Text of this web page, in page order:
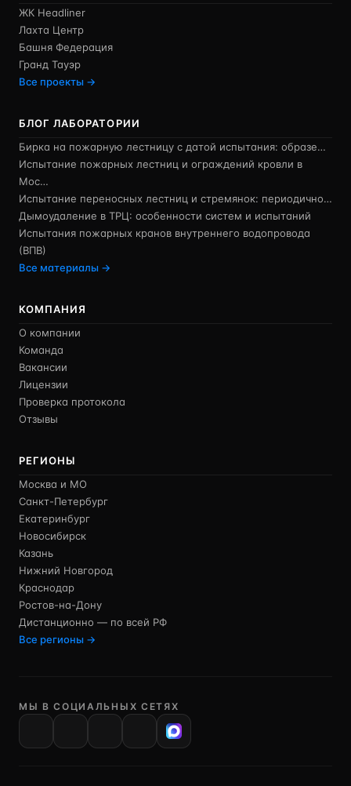
ЖК Headliner
Лахта Центр
Башня Федерация
Гранд Тауэр
Все проекты →
БЛОГ ЛАБОРАТОРИИ
Бирка на пожарную лестницу с датой испытания: образе…
Испытание пожарных лестниц и ограждений кровли в
Мос…
Испытание переносных лестниц и стремянок: периодично…
Дымоудаление в ТРЦ: особенности систем и испытаний
Испытания пожарных кранов внутреннего водопровода
(ВПВ)
Все материалы →
КОМПАНИЯ
О компании
Команда
Вакансии
Лицензии
Проверка протокола
Отзывы
РЕГИОНЫ
Москва и МО
Санкт-Петербург
Екатеринбург
Новосибирск
Казань
Нижний Новгород
Краснодар
Ростов-на-Дону
Дистанционно — по всей РФ
Все регионы →
МЫ В СОЦИАЛЬНЫХ СЕТЯХ